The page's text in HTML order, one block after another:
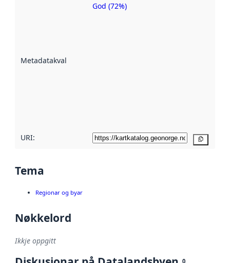
Metadatakvalitet
Metadatakvalitet
God (72%)
URI:
Tema
Regionar og byar
Nøkkelord
Ikkje oppgitt
0